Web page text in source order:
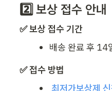
2️⃣ 보상 접수 안내
✅ 보상 접수 기간
배송 완료 후 14
✅ 접수 방법
최저가보상제